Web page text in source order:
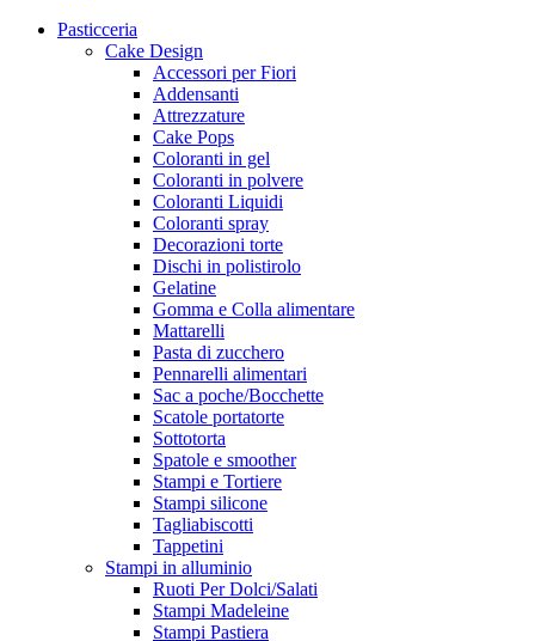
Pasticceria
Cake Design
Accessori per Fiori
Addensanti
Attrezzature
Cake Pops
Coloranti in gel
Coloranti in polvere
Coloranti Liquidi
Coloranti spray
Decorazioni torte
Dischi in polistirolo
Gelatine
Gomma e Colla alimentare
Mattarelli
Pasta di zucchero
Pennarelli alimentari
Sac a poche/Bocchette
Scatole portatorte
Sottotorta
Spatole e smoother
Stampi e Tortiere
Stampi silicone
Tagliabiscotti
Tappetini
Stampi in alluminio
Ruoti Per Dolci/Salati
Stampi Madeleine
Stampi Pastiera